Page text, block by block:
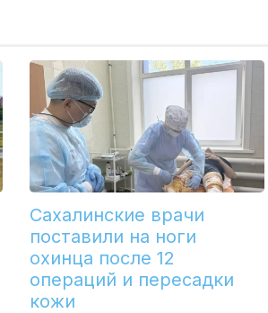
Сахалинские врачи
поставили на ноги
охинца после 12
операций и пересадки
кожи